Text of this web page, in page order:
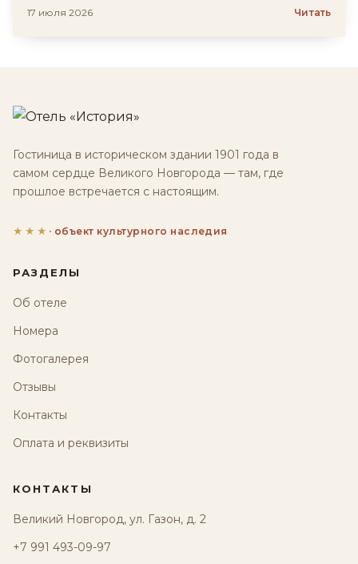
17 июля 2026 Читать
Гостиница в историческом здании 1901 года в
самом сердце Великого Новгорода — там, где
прошлое встречается с настоящим.
★★★ · объект культурного наследия
РАЗДЕЛЫ
Об отеле
Номера
Фотогалерея
Отзывы
Контакты
Оплата и реквизиты
КОНТАКТЫ
Великий Новгород, ул. Газон, д. 2
+7 991 493-09-97